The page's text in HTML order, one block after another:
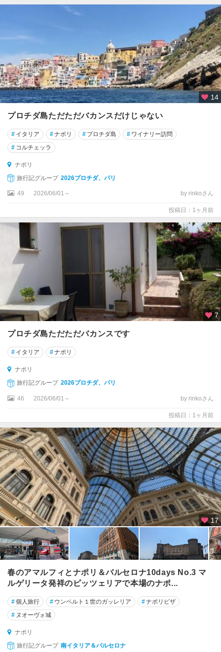
チ
エ
キ
エ
エ
ル
島
エ
ン
ナ
オ
ル
エ
ラ
ン
ト
カ
ス
テ
ル
メ
ッ
ツ
ノ
カ
ゼ
ル
タ
カ
タ
ー
ニ
ア
ノ
ー
ザ
・
デ
・
プ
14
プロチダ島ただただバカンスだけじゃない
# イタリア #ナポリ # プロチダ島 # ワイナリー訪問
# コルチェッラ
ナポリ
旅行記グループ 2026プロチダ、パリ
49 2026/06/01～ by rinkoさん
投稿日：1ヶ月前
7
プロチダ島ただただバカンスです
# イタリア #ナポリ
ナポリ
旅行記グループ 2026プロチダ、パリ
46 2026/06/01～ by rinkoさん
投稿日：1ヶ月前
17
春のアマルフィとナポリ＆バルセロナ10days No.3 マ
ルゲリータ発祥のピッツェリアで本場のナポ...
#個人旅行 # ウンベルト１世のガッレリア #ナポリピザ
# ヌオーヴォ城
ナポリ
旅行記グループ 南イタリア＆バルセロナ